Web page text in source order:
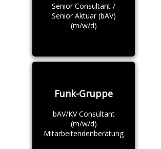
Senior Consultant /
Senior Aktuar (bAV)
(m/w/d)
Funk-Gruppe
bAV/KV Consultant
(m/w/d)
Mitarbeitendenberatung